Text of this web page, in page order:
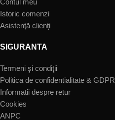
Contul meu
Istoric comenzi
Asistenţă clienţi
SIGURANTA
Termeni şi condiţii
Politica de confidentialitate & GDPR
Informatii despre retur
Cookies
ANPC